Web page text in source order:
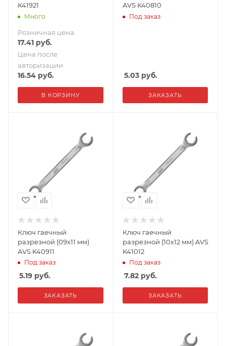
K41921
Много
Розничная цена
17.41 руб.
Цена после
авторизации
16.54 руб.
В КОРЗИНУ
AVS K40810
Под заказ
5.03руб.
ЗАКАЗАТЬ
Ключ гаечный
разрезной (09х11 мм)
AVS K40911
Под заказ
5.19 руб.
ЗАКАЗАТЬ
Ключ гаечный
разрезной (10х12 мм) AVS
K41012
Под заказ
7.82руб.
ЗАКАЗАТЬ